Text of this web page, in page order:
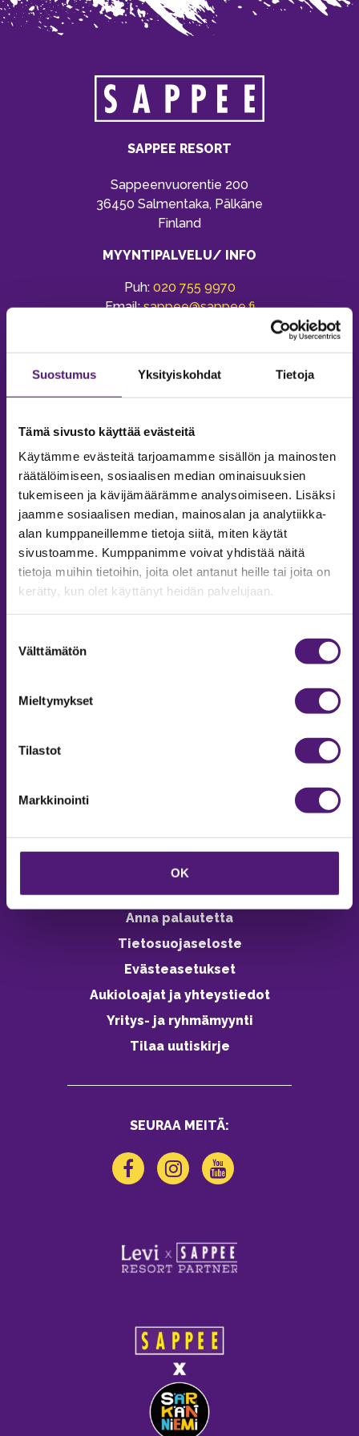
Suostumus Yksityiskohdat Tietoja
Tämä sivusto käyttää evästeitä
Käytämme evästeitä tarjoamamme sisällön ja mainosten
räätälöimiseen, sosiaalisen median ominaisuuksien
tukemiseen ja kävijämäärämme analysoimiseen. Lisäksi
jaamme sosiaalisen median, mainosalan ja analytiikka-
alan kumppaneillemme tietoja siitä, miten käytät
sivustoamme. Kumppanimme voivat yhdistää näitä
tietoja muihin tietoihin, joita olet antanut heille tai joita on
kerätty, kun olet käyttänyt heidän palvelujaan.
valinta
Välttämätön
Mieltymykset
Tilastot
Markkinointi
OK
SAPPEE RESORT
Sappeenvuorentie 200
36450 Salmentaka, Pälkäne
Finland
MYYNTIPALVELU/ INFO
Puh: 020 755 9970
Email:sappee@sappee.fi
MAJOITUS
Tiedustelut & Varaukset
Vastuullisuus
Ympäristöohjelma
Avoimet työpaikat
Anna palautetta
Tietosuojaseloste
Evästeasetukset
Aukioloajat ja yhteystiedot
Yritys- ja ryhmämyynti
Tilaa uutiskirje
SEURAA MEITÄ: